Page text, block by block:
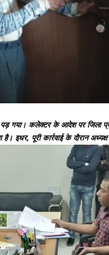
पड़ गया। कलेक्टर के आदेश पर जिला
इधर, पूरी कार्रवाई के दौरान